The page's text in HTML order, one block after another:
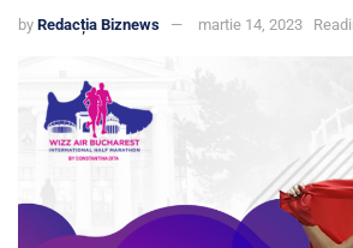
by Redacția Biznews martie 14, 2023